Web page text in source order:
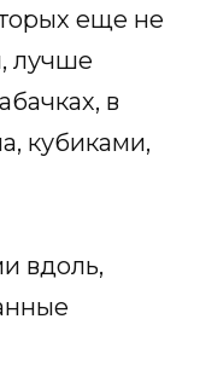
еще не
лучше
в
кубиками,
вдоль,